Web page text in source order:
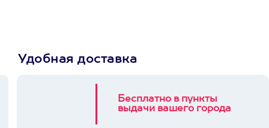
Удобная доставка
Бесплатно в пункты
выдачи вашего города